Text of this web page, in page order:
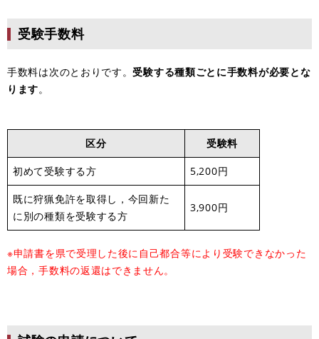
受験手数料
手数料は次のとおりです。受験する種類ごとに手数料が必要とな
ります。
区分 受験料
初めて受験する方 5,200円
既に狩猟免許を取得し，今回新た
に別の種類を受験する方
3,900円
※申請書を県で受理した後に自己都合等により受験できなかった
場合，手数料の返還はできません。